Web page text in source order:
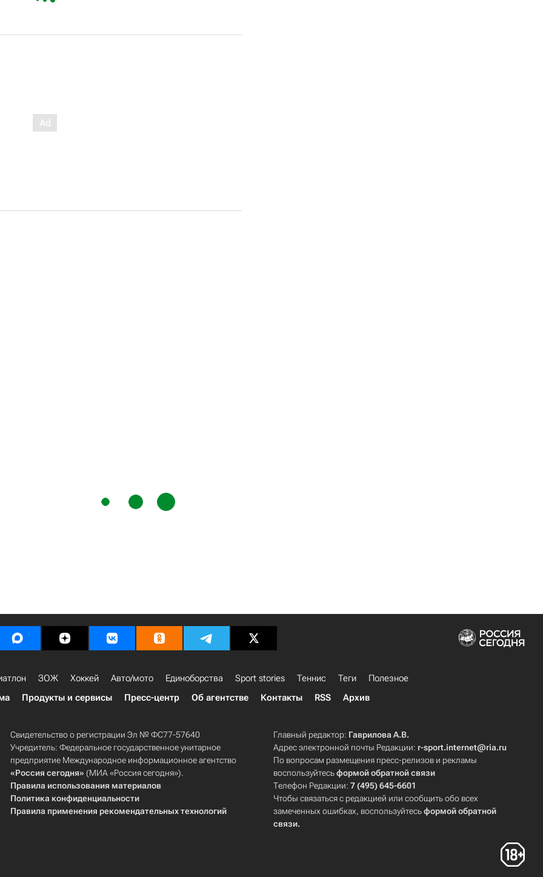
ЗОЖ Хоккей Авто/мото Единоборства Sport stories Теннис Теги
Полезное
Продукты и сервисы Пресс-центр Об агентстве Контакты RSS Архив
Свидетельство о регистрации Эл № ФС77-57640
Учредитель: Федеральное государственное унитарное
предприятие Международное информационное агентство
«Россия сегодня» (МИА «Россия сегодня»).
Правила использования материалов
Политика конфиденциальности
Правила применения рекомендательных технологий
Главный редактор: Гаврилова А.В.
Адрес электронной почты Редакции: r-sport.internet@ria.ru
По вопросам размещения пресс-релизов и рекламы
воспользуйтесьформой обратной связи
Телефон Редакции:7 (495) 645-6601
Чтобы связаться с редакцией или сообщить обо всех
замеченных ошибках, воспользуйтесьформой обратной
связи.